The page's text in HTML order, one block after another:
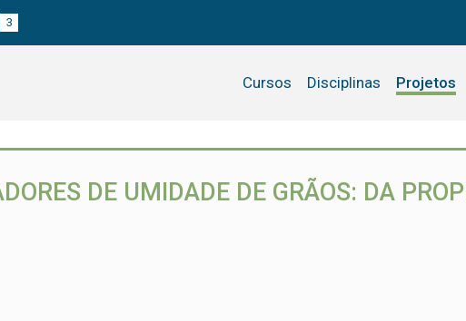
3
Cursos Disciplinas Projetos
DE UMIDADE DE GRÃOS: DA